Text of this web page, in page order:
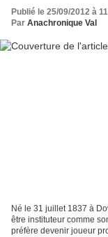
Publié le 25/09/2012 à
Par Anachronique Val
Né le 31 juillet 1837 à
être instituteur comme
préfère devenir joueur